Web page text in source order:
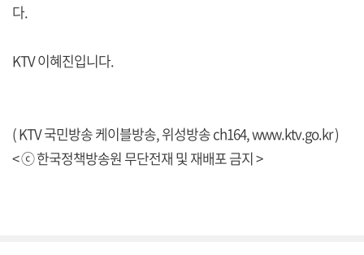
다.
KTV 이혜진입니다.
( KTV 국민방송 케이블방송, 위성방송 ch164,www.ktv.go.kr)
< ⓒ 한국정책방송원 무단전재 및 재배포 금지 >